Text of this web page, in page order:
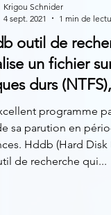
outil de
un fichier
durs
programme
sa parution en
Hddb (Hard Disk
de recherche qui...
Krigou Schnider
4 sept. 2021
1 min de